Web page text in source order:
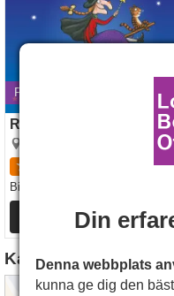
Premiär den 27 nov. 2026
Room On The Broom
Biljetter
Mer Info
Karta till Lyric
Din
Denna webbplats
kunna ge dig den